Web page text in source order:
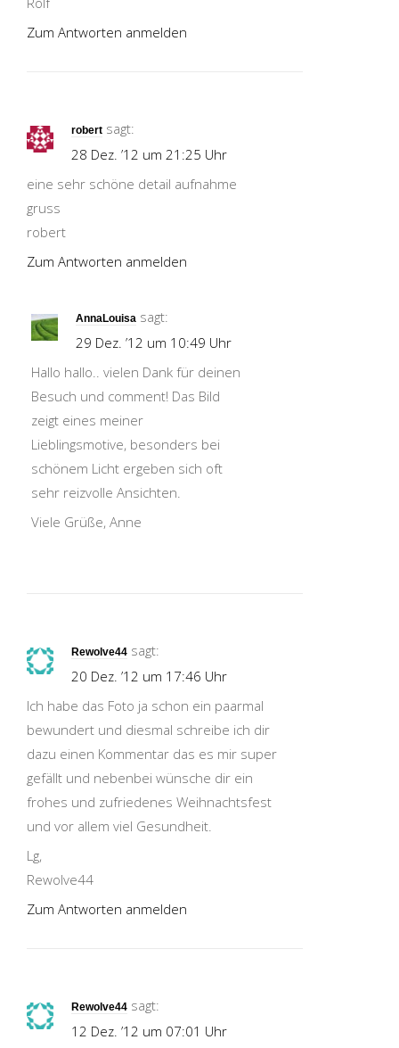
Zum Antworten anmelden
robert sagt:
28 Dez. ’12 um 21:25 Uhr
eine sehr schöne detail aufnahme
gruss
robert
Zum Antworten anmelden
AnnaLouisa sagt:
29 Dez. ’12 um 10:49 Uhr
Hallo hallo.. vielen Dank für deinen
Besuch und comment! Das Bild
zeigt eines meiner
Lieblingsmotive, besonders bei
schönem Licht ergeben sich oft
sehr reizvolle Ansichten.
Viele Grüße, Anne
Rewolve44 sagt:
20 Dez. ’12 um 17:46 Uhr
Ich habe das Foto ja schon ein paarmal
bewundert und diesmal schreibe ich dir
dazu einen Kommentar das es mir super
gefällt und nebenbei wünsche dir ein
frohes und zufriedenes Weihnachtsfest
und vor allem viel Gesundheit.
Lg,
Rewolve44
Zum Antworten anmelden
Rewolve44 sagt:
12 Dez. ’12 um 07:01 Uhr